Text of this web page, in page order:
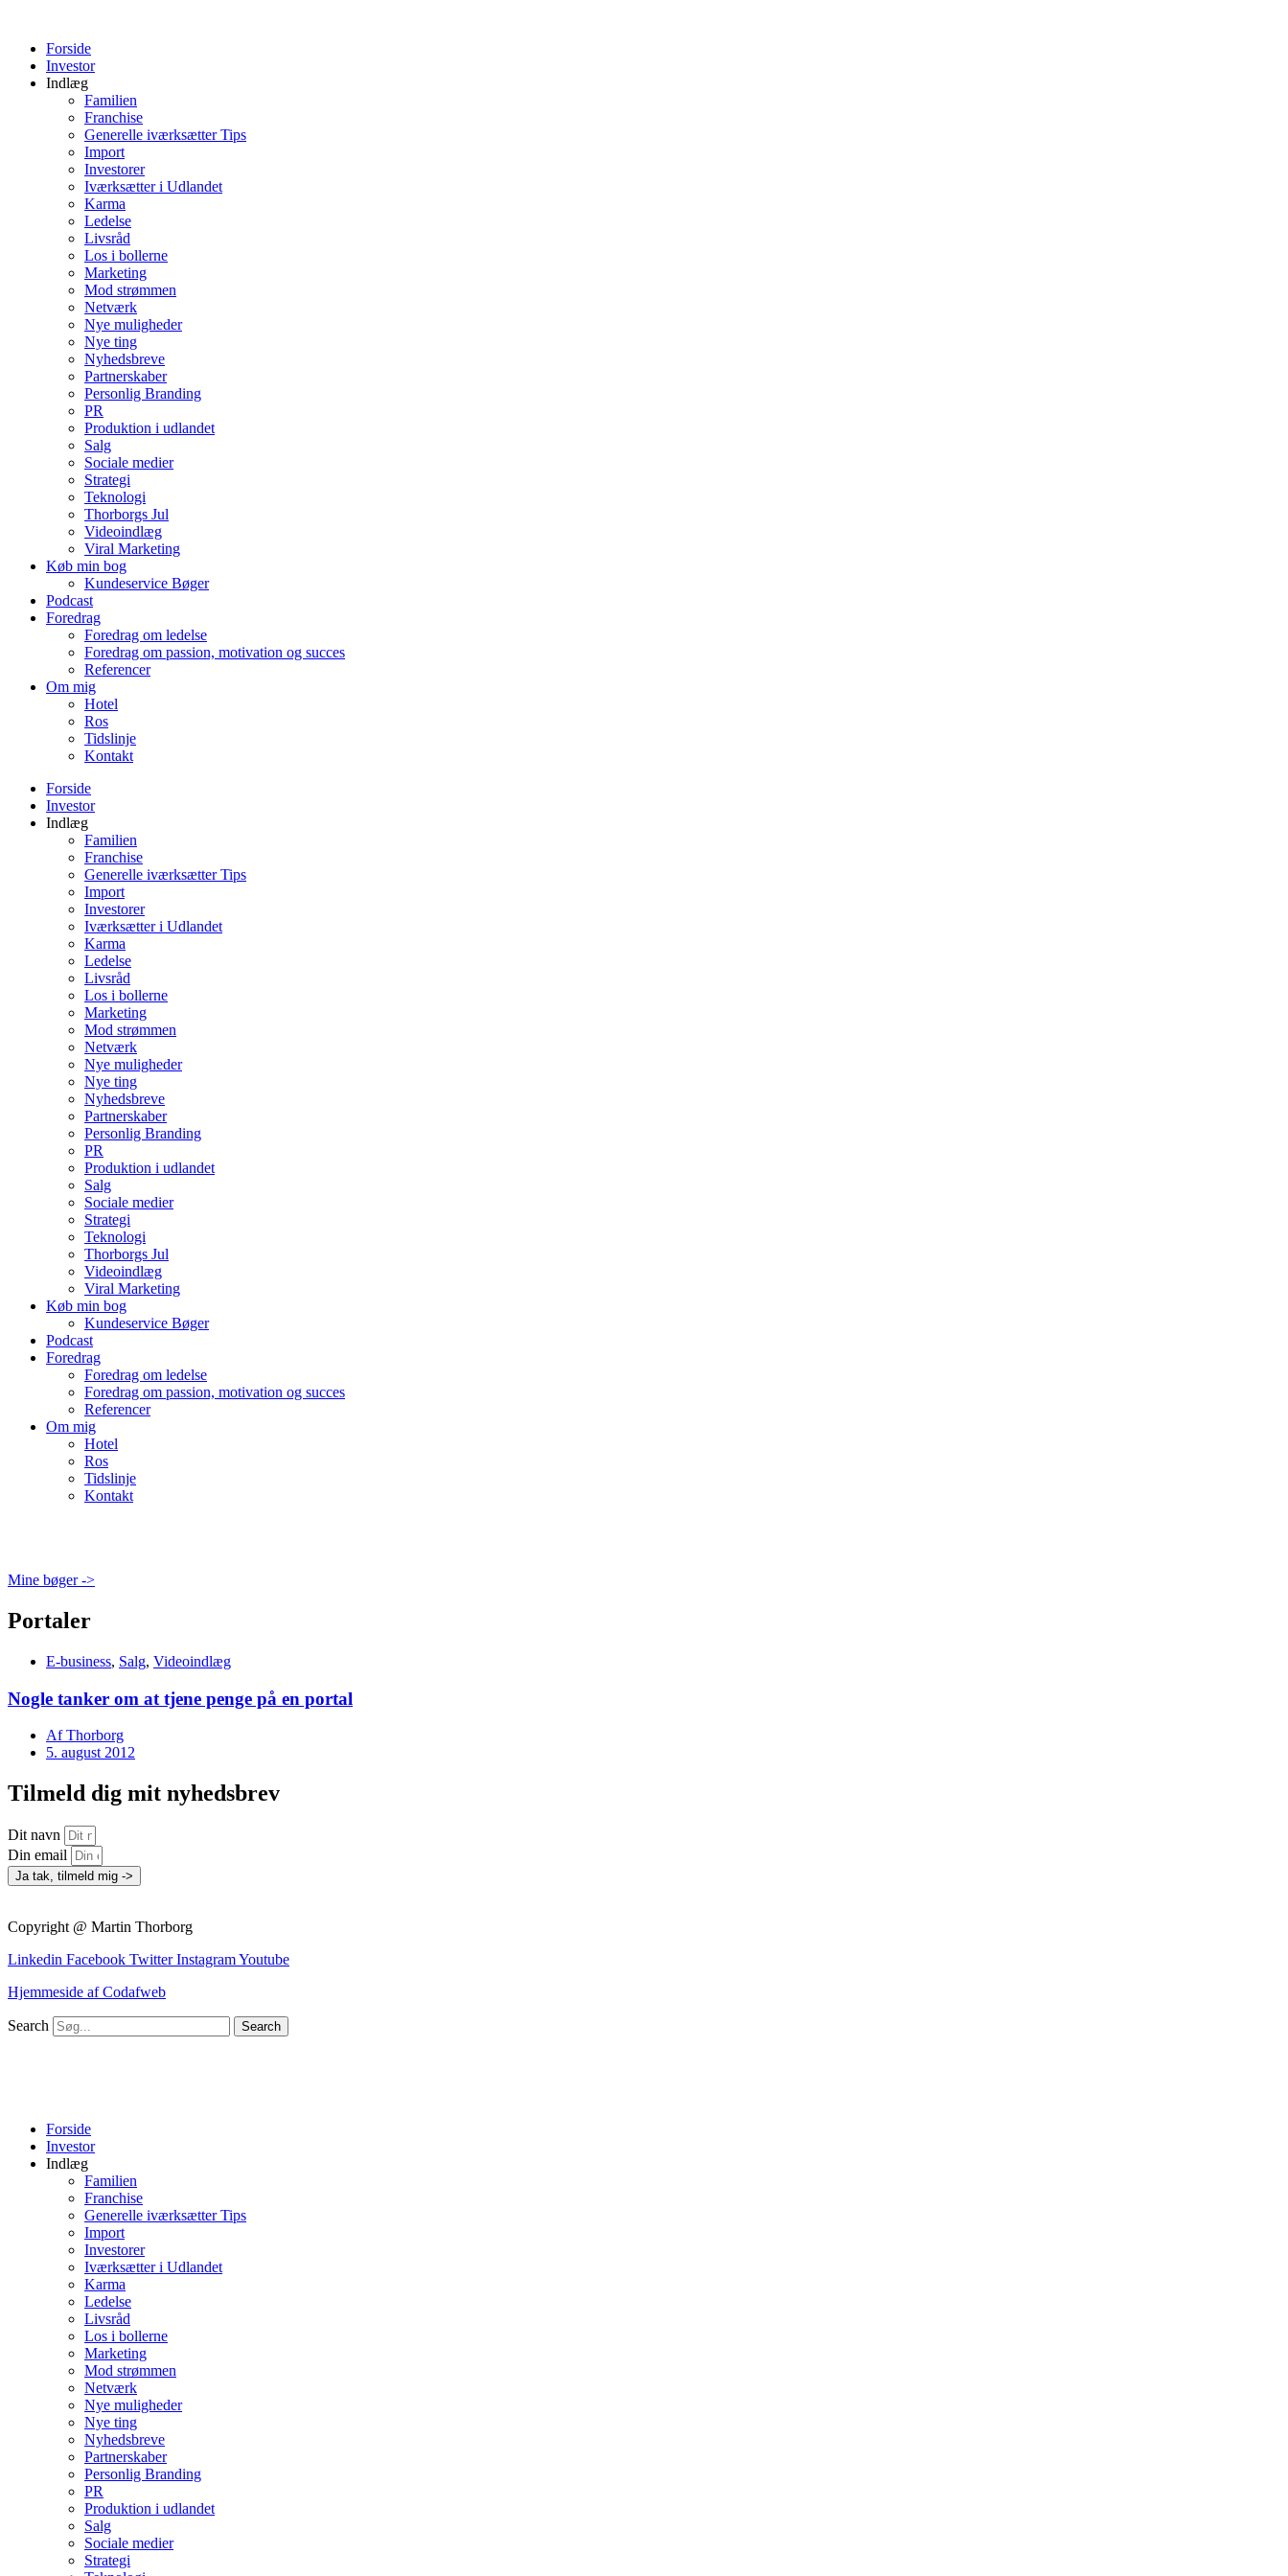
indholdForside
Investor
Indlæg
Familien
Franchise
Generelle iværksætter Tips
Import
Investorer
Iværksætter i Udlandet
Karma
Ledelse
Livsråd
Los i bollerne
Marketing
Mod strømmen
Netværk
Nye muligheder
Nye ting
Nyhedsbreve
Partnerskaber
Personlig Branding
PR
Produktion i udlandet
Salg
Sociale medier
Strategi
Teknologi
Thorborgs Jul
Videoindlæg
Viral Marketing
Køb min bog
Kundeservice Bøger
Podcast
Foredrag
Foredrag om ledelse
Foredrag om passion, motivation og succes
Referencer
Om mig
Hotel
Ros
Tidslinje
Kontakt
Forside
Investor
Indlæg
Familien
Franchise
Generelle iværksætter Tips
Import
Investorer
Iværksætter i Udlandet
Karma
Ledelse
Livsråd
Los i bollerne
Marketing
Mod strømmen
Netværk
Nye muligheder
Nye ting
Nyhedsbreve
Partnerskaber
Personlig Branding
PR
Produktion i udlandet
Salg
Sociale medier
Strategi
Teknologi
Thorborgs Jul
Videoindlæg
Viral Marketing
Køb min bog
Kundeservice Bøger
Podcast
Foredrag
Foredrag om ledelse
Foredrag om passion, motivation og succes
Referencer
Om mig
Hotel
Ros
Tidslinje
Kontakt
Mine bøger ->
Portaler
E-business, Salg, Videoindlæg
Nogle tanker om at tjene penge på en portal
AfThorborg
5. august 2012
Tilmeld dig mit nyhedsbrev
Dit navn
Din email
Ja tak, tilmeld mig ->
Copyright @ Martin Thorborg
Linkedin Facebook Twitter InstagramYoutube
Hjemmeside af Codafweb
Search Search
Forside
Investor
Indlæg
Familien
Franchise
Generelle iværksætter Tips
Import
Investorer
Iværksætter i Udlandet
Karma
Ledelse
Livsråd
Los i bollerne
Marketing
Mod strømmen
Netværk
Nye muligheder
Nye ting
Nyhedsbreve
Partnerskaber
Personlig Branding
PR
Produktion i udlandet
Salg
Sociale medier
Strategi